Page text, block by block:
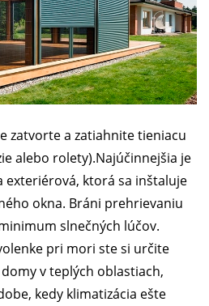
zatvorte a zatiahnite tieniacu
alebo rolety).Najúčinnejšia je
ktorá sa inštaluje
okna. Bráni prehrievaniu
slnečných lúčov.
pri mori ste si určite
v teplých oblastiach,
kedy klimatizácia ešte